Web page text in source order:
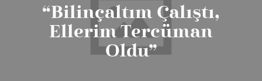
“Bilinçaltım Çalıştı,
Ellerim Tercüman
Oldu”